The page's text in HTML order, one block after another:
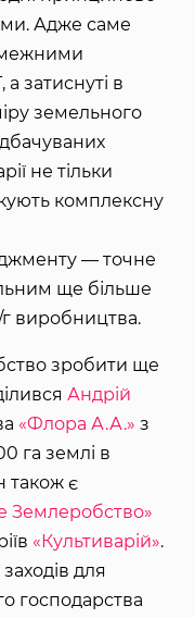
Адже саме
затиснуті в
земельного
не тільки
комплексну
— точне
ще більше
виробництва.
зробити ще
Андрій
«Флора А.А.» з
га землі в
також є
Землеробство»
«Культиварій».
для
господарства